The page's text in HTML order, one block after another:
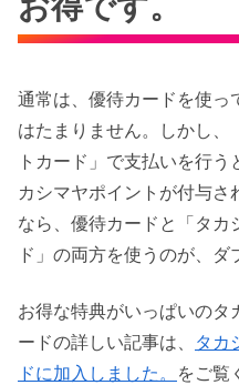
通常は、優待カードを使っ
はたまりません。しかし、
トカード」で支払いを行
カシマヤポイントが付与さ
なら、優待カードと「タ
ド」の両方を使うのが、ダ
お得な特典がいっぱいのタ
ードの詳しい記事は、 タカ
ドに加入しました。 をご覧